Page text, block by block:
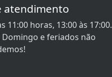
11:00 horas, 13:00 às 17:00.
Domingo e feriados não